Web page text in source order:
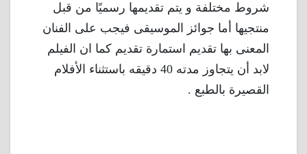
شروط مختلفة و يتم تقديمها رسميًا من قبل
منتجيها أما جوائز الموسيقى فيجب على الفنان
المعنى بها تقديم استمارة تقديم كما ان الفيلم
لابد أن يتجاوز مدته 40 دقيقه باستثناء الأفلام
القصيرة بالطبع .